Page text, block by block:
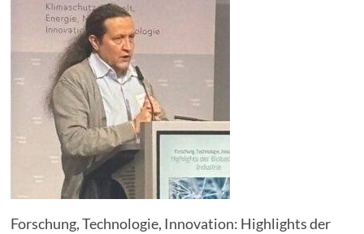
Forschung, Technologie, Innovation: Highlights der